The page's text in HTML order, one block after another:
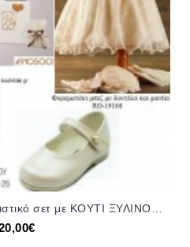
ΑΡΚΟΥΔΑΚΙ πλήρες βαπτιστικό σετ με ΚΟΥΤΙ ΞΥΛΙΝΟ Η' ΤΣΑΝΤΑ Νο 204555 220€!!!